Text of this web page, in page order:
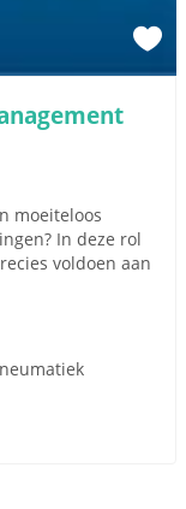
moeiteloos
In deze rol
voldoen aan